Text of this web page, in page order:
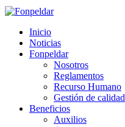
Inicio
Noticias
Fonpeldar
Nosotros
Reglamentos
Recurso Humano
Gestión de calidad
Beneficios
Auxilios